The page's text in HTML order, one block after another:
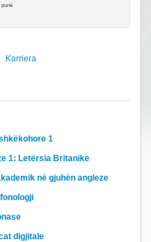
Karriera
1
1: Letërsia Britanike
në gjuhën angleze
digjitale